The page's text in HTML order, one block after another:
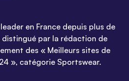
en France depuis plus de
distingué par la rédaction de
des « Meilleurs sites de
», catégorie Sportswear.